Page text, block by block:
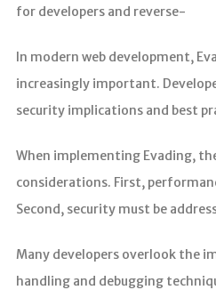
for developers and reverse-
In modern web development,
increasingly important.
security implications and best
When implementing Evading,
considerations. First,
Second, security must be
Many developers overlook the
handling and debugging